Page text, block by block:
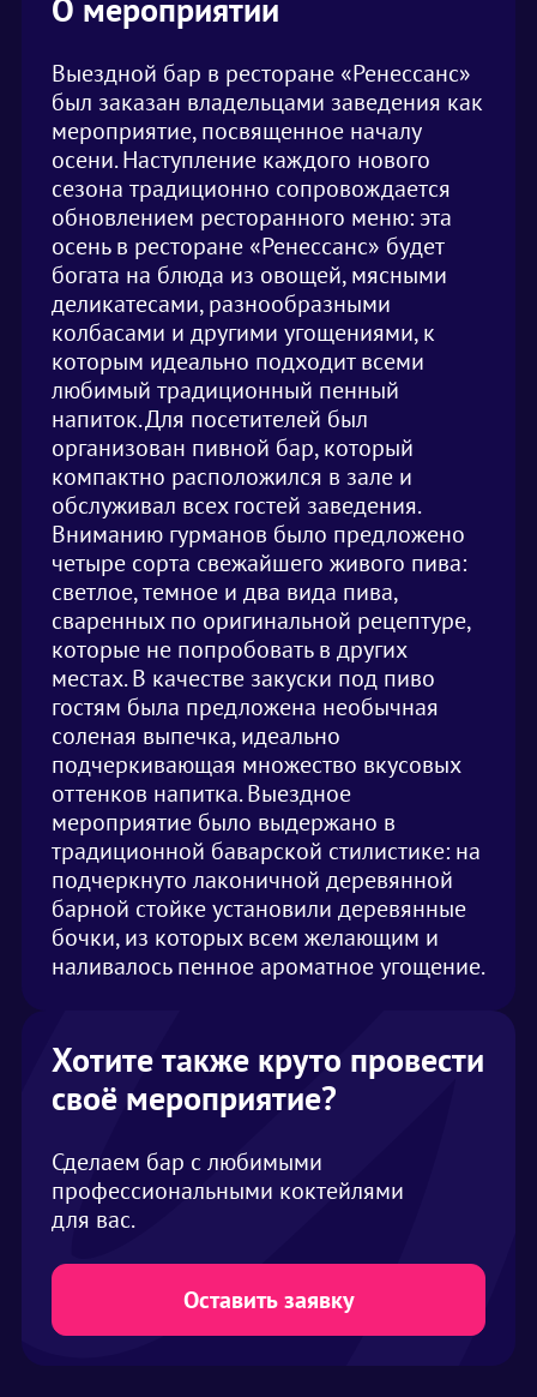
О мероприятии
Выездной бар в ресторане «Ренессанс»
был заказан владельцами заведения как
мероприятие, посвященное началу
осени. Наступление каждого нового
сезона традиционно сопровождается
обновлением ресторанного меню: эта
осень в ресторане «Ренессанс» будет
богата на блюда из овощей, мясными
деликатесами, разнообразными
колбасами и другими угощениями, к
которым идеально подходит всеми
любимый традиционный пенный
напиток. Для посетителей был
организован пивной бар, который
компактно расположился в зале и
обслуживал всех гостей заведения.
Вниманию гурманов было предложено
четыре сорта свежайшего живого пива:
светлое, темное и два вида пива,
сваренных по оригинальной рецептуре,
которые не попробовать в других
местах. В качестве закуски под пиво
гостям была предложена необычная
соленая выпечка, идеально
подчеркивающая множество вкусовых
оттенков напитка. Выездное
мероприятие было выдержано в
традиционной баварской стилистике: на
подчеркнуто лаконичной деревянной
барной стойке установили деревянные
бочки, из которых всем желающим и
наливалось пенное ароматное угощение.
Хотите также круто провести
своё мероприятие?
Сделаем бар с любимыми
профессиональными коктейлями
для вас.
Оставить заявку